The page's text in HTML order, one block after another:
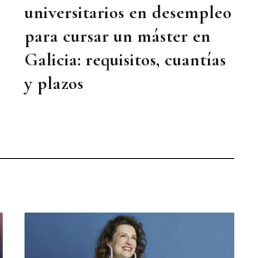
universitarios en desempleo
para cursar un máster en
Galicia: requisitos, cuantías
y plazos